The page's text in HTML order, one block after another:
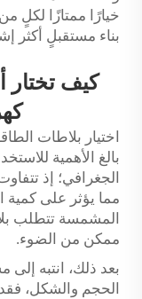
خيارًا ممتازًا لكلٍ
بناء مستقبلٍ أكثر
كيف
اختيار بلاطات
بالغ الأهمية
الجغرافي؛ إذ
مما يؤثر على كمية
المشمسة تتطلب
ممكن من الضوء.
بعد ذلك، انتبه
الحجم والشكل،